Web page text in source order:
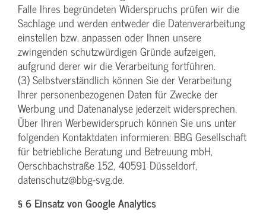
Falle Ihres begründeten Widerspruchs prüfen wir die
Sachlage und werden entweder die Datenverarbeitung
einstellen bzw. anpassen oder Ihnen unsere
zwingenden schutzwürdigen Gründe aufzeigen,
aufgrund derer wir die Verarbeitung fortführen.
(3) Selbstverständlich können Sie der Verarbeitung
Ihrer personenbezogenen Daten für Zwecke der
Werbung und Datenanalyse jederzeit widersprechen.
Über Ihren Werbewiderspruch können Sie uns unter
folgenden Kontaktdaten informieren: BBG Gesellschaft
für betriebliche Beratung und Betreuung mbH,
Oerschbachstraße 152, 40591 Düsseldorf,
datenschutz@bbg-svg.de.
§ 6 Einsatz von Google Analytics